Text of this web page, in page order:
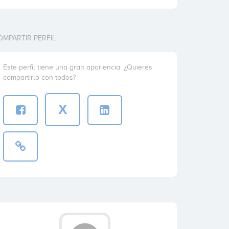
PERFIL
Este perfil tiene una gran apariencia. ¿Quieres
compartirlo con todos?
X